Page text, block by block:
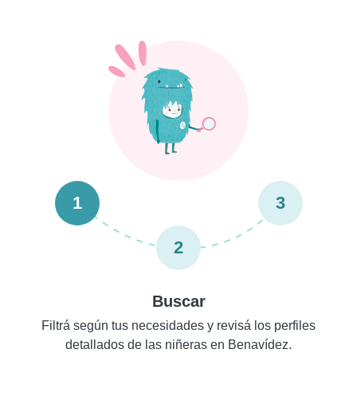
1
2
3
Buscar
Filtrá según tus necesidades y revisá los perfiles
detallados de las niñeras en Benavídez.